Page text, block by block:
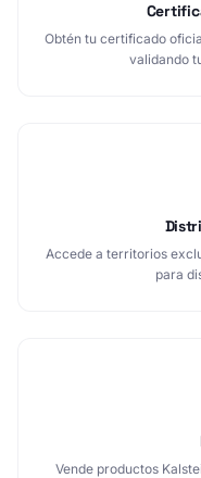
Obtén tu certificado
validando
Accede a territorios
para
Vende productos